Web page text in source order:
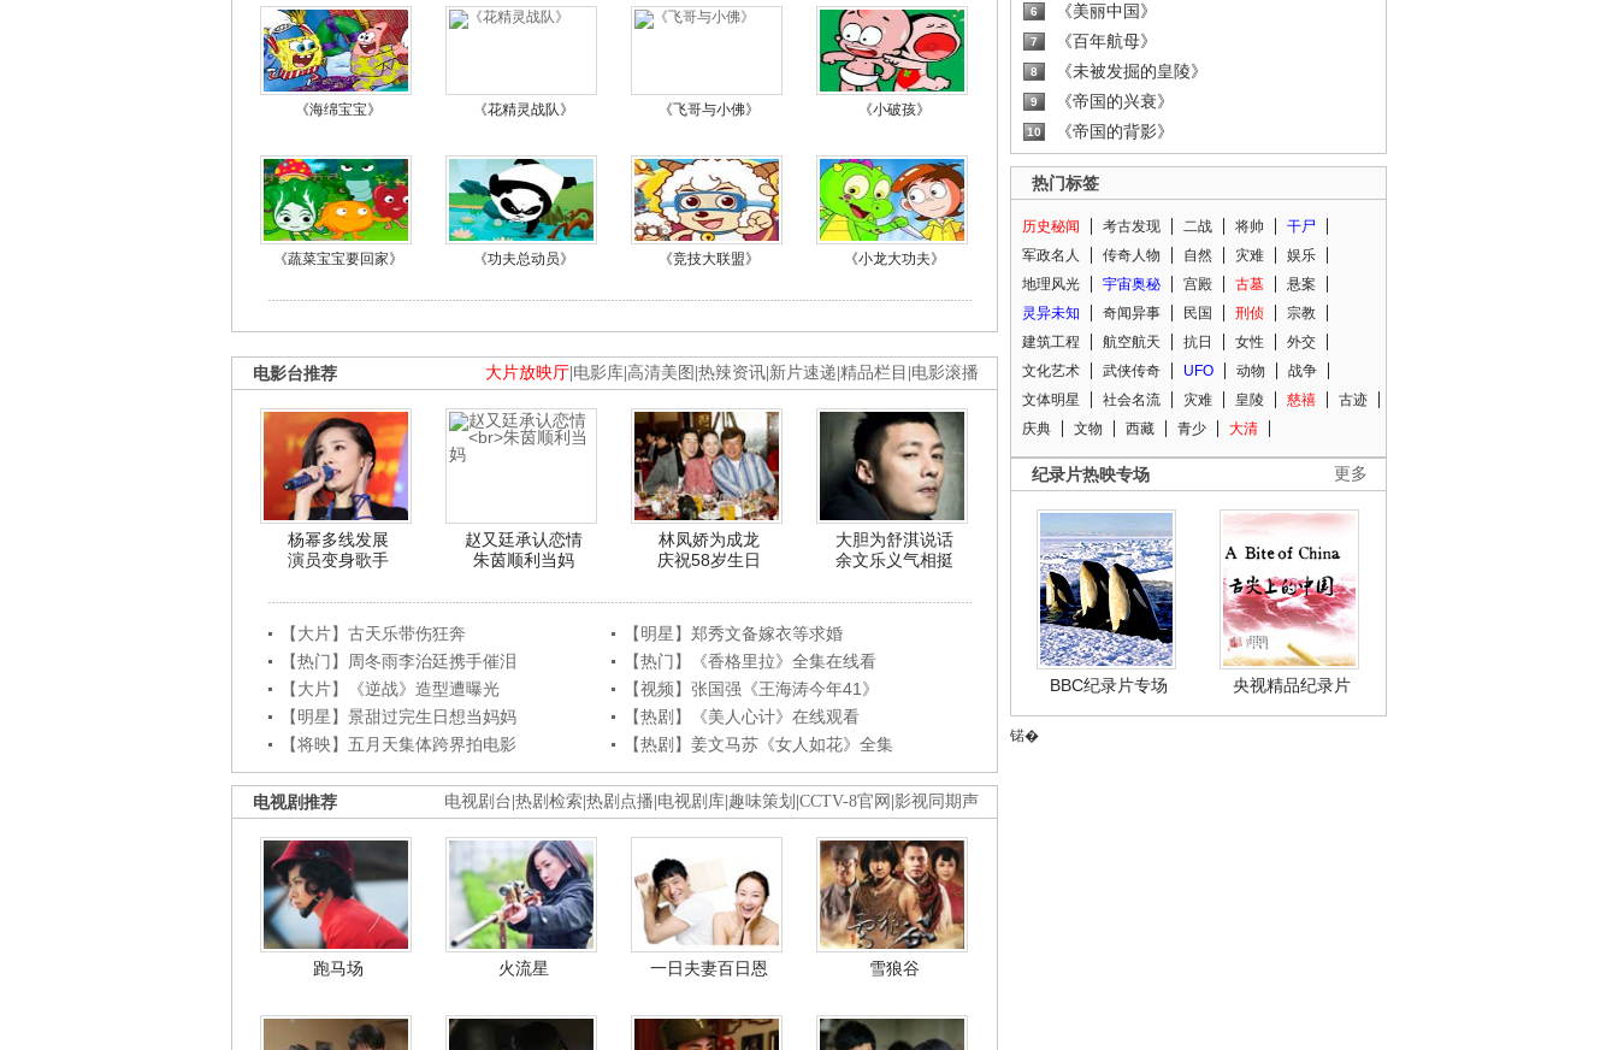
《海绵宝宝》 《花精灵战队》 《飞哥与小佛》 《小破孩》
《蔬菜宝宝要回家》 《功夫总动员》 《竞技大联盟》 《小龙大功夫》
大片放映厅 电影库 高清美图 热辣资讯 新片速递 精品栏目 电影滚播
电影台推荐
杨幂多线发展
演员变身歌手
赵又廷承认恋情
朱茵顺利当妈
林凤娇为成龙
庆祝58岁生日
大胆为舒淇说话
余文乐义气相挺
【大片】古天乐带伤狂奔
【明星】郑秀文备嫁衣等求婚
【热门】周冬雨李治廷携手催泪
【热门】《香格里拉》全集在线看
【大片】《逆战》造型遭曝光
【视频】张国强《王海涛今年41》
【明星】景甜过完生日想当妈妈
【热剧】《美人心计》在线观看
【将映】五月天集体跨界拍电影
【热剧】姜文马苏《女人如花》全集
电视剧台 热剧检索 热剧点播 电视剧库 趣味策划 CCTV-8官网 影视同期声
电视剧推荐
跑马场 火流星 一日夫妻百日恩 雪狼谷
6 《美丽中国》
7 《百年航母》
8 《未被发掘的皇陵》
9 《帝国的兴衰》
10 《帝国的背影》
热门标签
历史秘闻 考古发现 二战 将帅
干尸
军政名人
传奇人物 自然 灾难
娱乐
地理风光
宇宙奥秘 宫殿 古墓
悬案
灵异未知
奇闻异事 民国 刑侦
宗教
建筑工程
航空航天 抗日 女性
外交
文化艺术
武侠传奇 UFO 动物
战争
文体明星
社会名流 灾难 皇陵 慈禧
古迹
庆典
文物 西藏 青少 大清
更多
纪录片热映专场
BBC纪录片专场 央视精品纪录片
锘�